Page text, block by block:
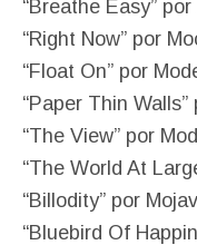
“Breathe Easy”
“Right Now” por
“Float On” por
“Paper Thin
“The View” por
“The World At
“Billodity” por
“Bluebird Of